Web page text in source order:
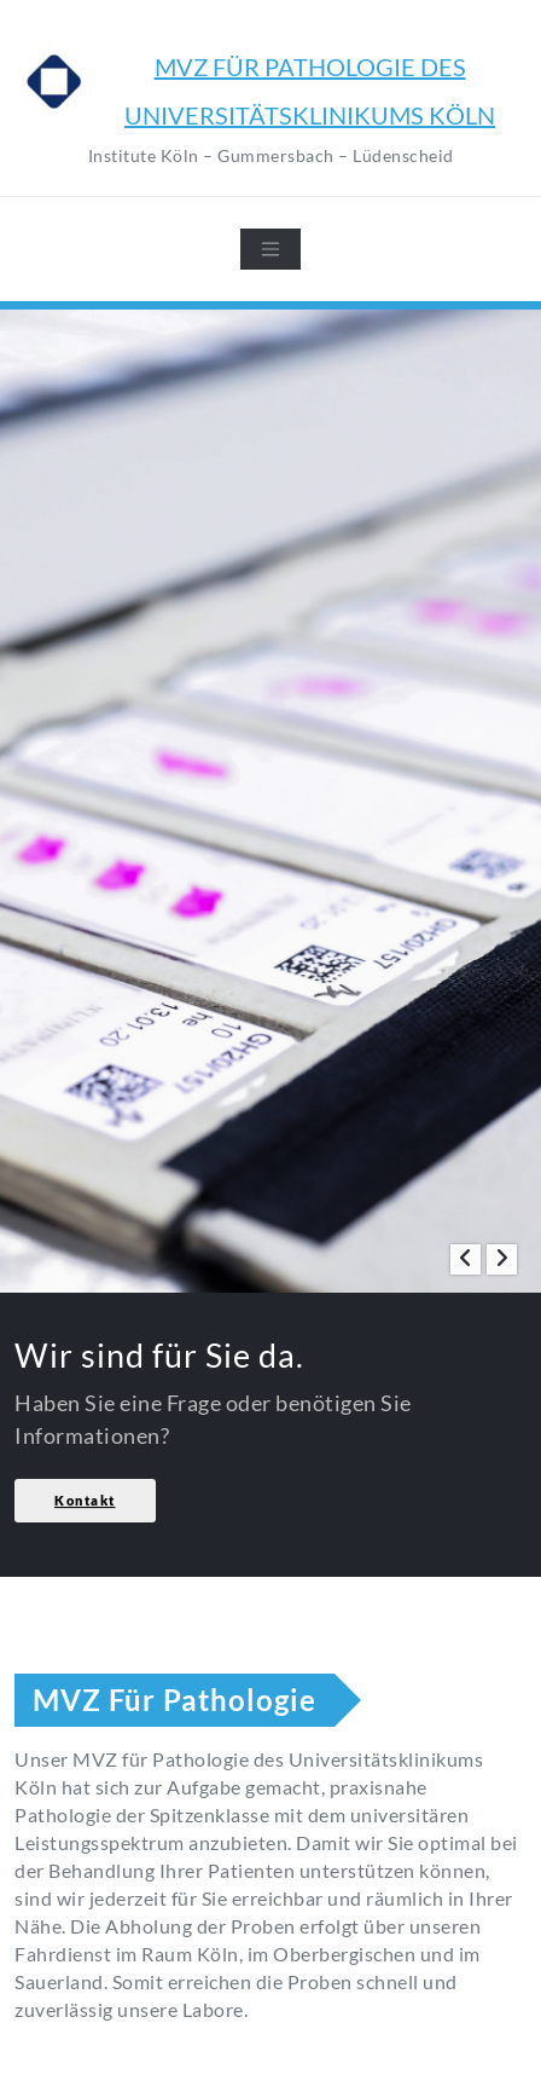
springen
MVZ FÜR PATHOLOGIE DES
UNIVERSITÄTSKLINIKUMS KÖLN
Institute Köln – Gummersbach – Lüdenscheid
Wir sind für Sie da.
Haben Sie eine Frage oder benötigen Sie
Informationen?
Kontakt
MVZ Für Pathologie
Unser MVZ für Pathologie des Universitätsklinikums
Köln hat sich zur Aufgabe gemacht, praxisnahe
Pathologie der Spitzenklasse mit dem universitären
Leistungsspektrum anzubieten. Damit wir Sie optimal bei
der Behandlung Ihrer Patienten unterstützen können,
sind wir jederzeit für Sie erreichbar und räumlich in Ihrer
Nähe. Die Abholung der Proben erfolgt über unseren
Fahrdienst im Raum Köln, im Oberbergischen und im
Sauerland. Somit erreichen die Proben schnell und
zuverlässig unsere Labore.